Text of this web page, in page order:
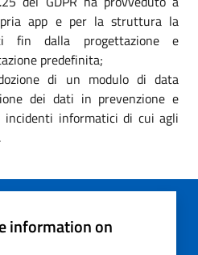
app e per la struttura la
fin dalla progettazione e
predefinita;
di un modulo di data
dei dati in prevenzione e
incidenti informatici di cui agli
information on